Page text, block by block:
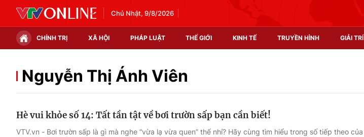
Chủ Nhật, 9/8/2026
CHÍNH TRỊ XÃ HỘI PHÁP LUẬT THẾ GIỚI KINH TẾ TRUYỀN HÌNH GIẢI TRÍ
Chính trị Xã hội
Nguyễn Thị Ánh Viên
Hè vui khỏe số 14: Tất tần tật về bơi trườn sấp bạn cần biết!
VTV.vn - Bơi trườn sấp là gì mà nghe “vừa lạ vừa quen” thế nhỉ? Hãy cùng tìm hiểu trong số tiếp theo của